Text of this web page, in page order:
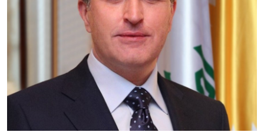
اليوم في التاريخ